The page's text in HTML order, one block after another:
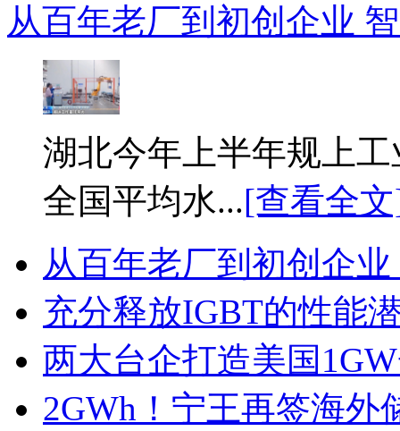
从百年老厂到初创企业
湖北今年上半年规上
全国平均水...[查看全
从百年老厂到初创企
充分释放IGBT的性能
两大台企打造美国
2GWh！宁王再签海外